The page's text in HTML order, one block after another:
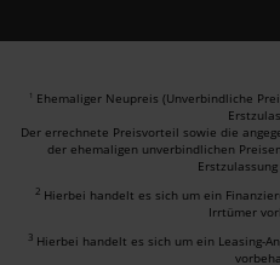
1 Ehemaliger Neupreis (Unverbindliche
Der errechnete Preisvorteil sowie die
der ehemaligen unverbindlichen
2 Hierbei handelt es sich um ein
Irrtümer
3 Hierbei handelt es sich um ein Leasing-